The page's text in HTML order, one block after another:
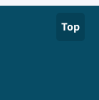
Top